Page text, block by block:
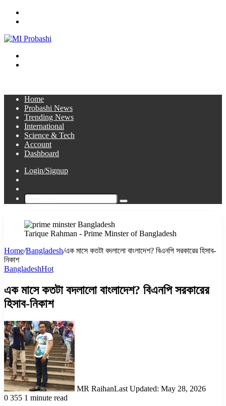
Home
Probashi News
Trending News
International
Science & Tech
Account
Dashboard
Login/Signup
skin
Search
Tarique Rahman - Prime Minster of Bangladesh
Home/Bangladesh/এক মাসে কতটা বদলালো বাংলাদেশ? বিএনপি সরকারের হিসাব-
নিকাশ
BangladeshHot
এক মাসে কতটা বদলালো বাংলাদেশ? বিএনপি সরকারের
হিসাব-নিকাশ
MR RaihanLast Updated: May 28, 2026
0 355 1 minute read